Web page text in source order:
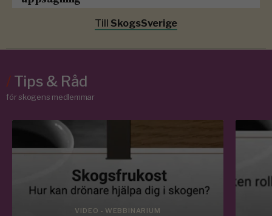
Till SkogsSverige
/Tips & Råd
för skogens medlemmar
VIDEO - WEBBINARIUM